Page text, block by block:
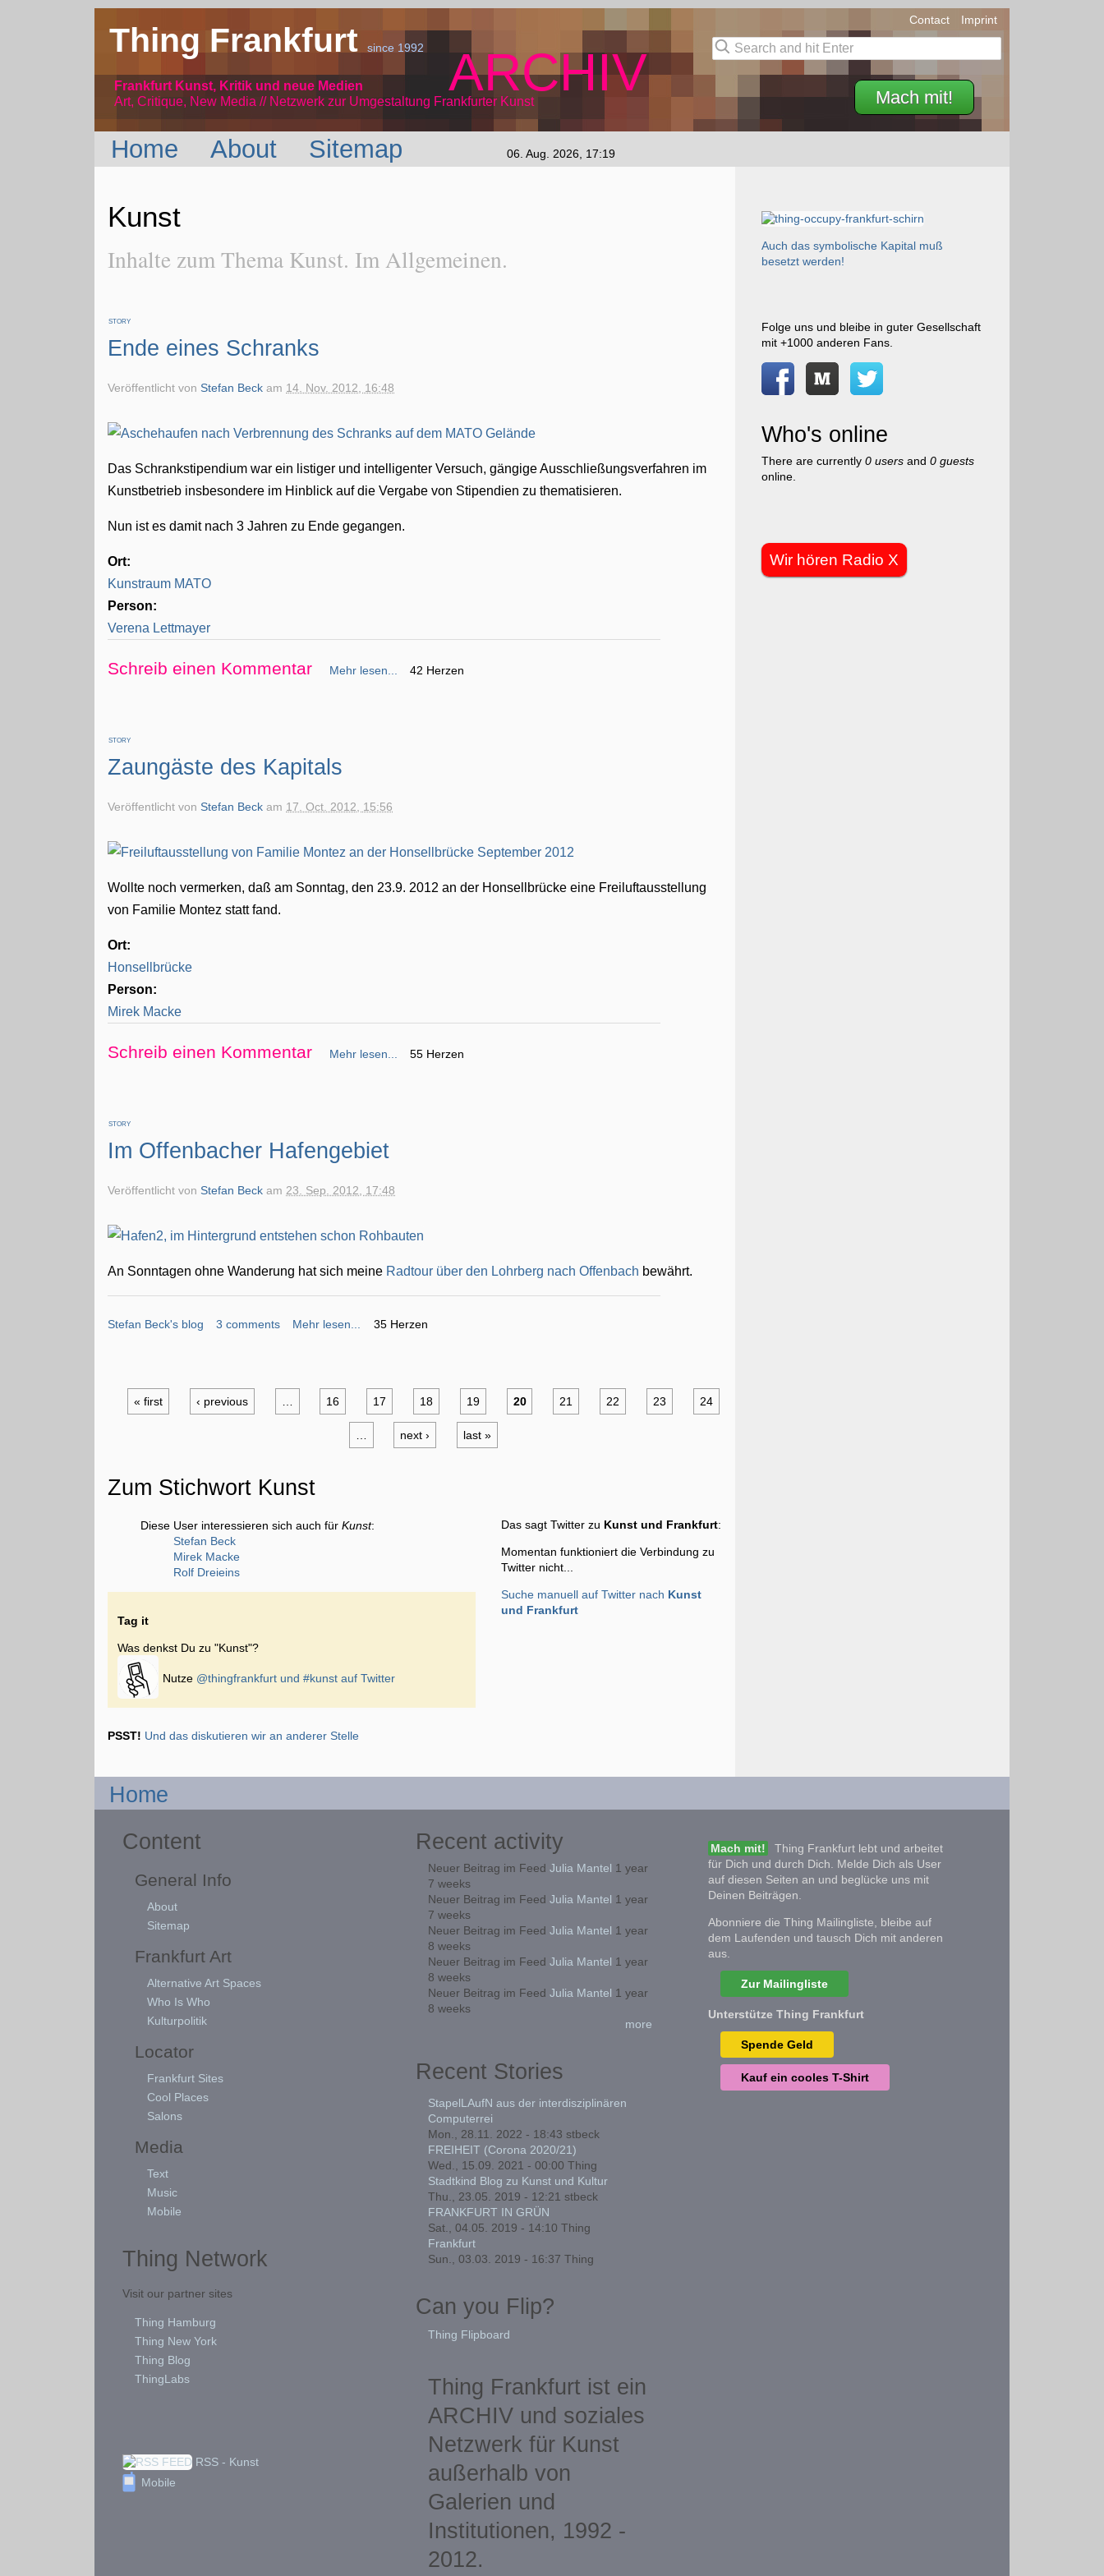
Thing Frankfurtsince 1992
Frankfurt Kunst, Kritik und neue Medien
Art, Critique, New Media // Netzwerk
ARCHIV
zur Umgestaltung Frankfurter Kunst Mach mit!
Contact Imprint
Home About Sitemap 06. Aug. 2026, 17:19
Kunst
Inhalte zum Thema Kunst. Im Allgemeinen.
STORY
Ende eines Schranks
Veröffentlicht vonStefan Beck am 14. Nov. 2012, 16:48
Das Schrankstipendium war ein listiger und intelligenter Versuch, gängige Ausschließungsverfahren im
Kunstbetrieb insbesondere im Hinblick auf die Vergabe von Stipendien zu thematisieren.
Nun ist es damit nach 3 Jahren zu Ende gegangen.
Ort:
Kunstraum MATO
Person:
Verena Lettmayer
Schreib einen Kommentar Mehr lesen... 42 Herzen
STORY
Zaungäste des Kapitals
Veröffentlicht vonStefan Beck am 17. Oct. 2012, 15:56
Wollte noch vermerken, daß am Sonntag, den 23.9. 2012 an der Honsellbrücke eine Freiluftausstellung
von Familie Montez statt fand.
Ort:
Honsellbrücke
Person:
Mirek Macke
Schreib einen Kommentar Mehr lesen... 55 Herzen
STORY
Im Offenbacher Hafengebiet
Veröffentlicht vonStefan Beck am23. Sep. 2012, 17:48
An Sonntagen ohne Wanderung hat sich meine Radtour über den Lohrberg nach Offenbach bewährt.
Stefan Beck's blog 3 comments Mehr lesen... 35 Herzen
« first ‹ previous 16 17 18 19 20 21 22 23 24
next › last »
Zum Stichwort Kunst
Diese User interessieren sich auch fürKunst:
Stefan Beck
Mirek Macke
Rolf Dreieins
Tag it
Was denkst Du zu "Kunst"?
Nutze @thingfrankfurt und#kunst auf Twitter
Das sagt Twitter zu Kunst und Frankfurt:
Momentan funktioniert die Verbindung zu
Twitter nicht...
Suche manuell auf Twitter nach Kunst
und Frankfurt
PSST! Und das diskutieren wir an anderer Stelle
Auch das symbolische Kapital muß
besetzt werden!
Folge uns und bleibe in guter Gesellschaft
mit +1000 anderen Fans.
Who's online
There are currently 0 usersand 0 guests
online.
Wir hören Radio X
Home
Content
General Info
About
Sitemap
Frankfurt Art
Alternative Art Spaces
Who Is Who
Kulturpolitik
Locator
Frankfurt Sites
Cool Places
Salons
Media
Text
Music
Mobile
Thing Network
Visit our partner sites
Thing Hamburg
Thing New York
Thing Blog
ThingLabs
RSS - Kunst
Mobile
Recent activity
Neuer Beitrag im Feed Julia Mantel 1 year
7 weeks
Neuer Beitrag im Feed Julia Mantel 1 year
7 weeks
Neuer Beitrag im Feed Julia Mantel 1 year
8 weeks
Neuer Beitrag im Feed Julia Mantel 1 year
8 weeks
Neuer Beitrag im Feed Julia Mantel 1 year
8 weeks
more
Recent Stories
StapelLAufN aus der interdisziplinären
Computerrei
Mon., 28.11. 2022 - 18:43 stbeck
FREIHEIT (Corona 2020/21)
Wed., 15.09. 2021 - 00:00 Thing
Stadtkind Blog zu Kunst und Kultur
Thu., 23.05. 2019 - 12:21 stbeck
FRANKFURT IN GRÜN
Sat., 04.05. 2019 - 14:10 Thing
Frankfurt
Sun., 03.03. 2019 - 16:37 Thing
Can you Flip?
Thing Flipboard
Thing Frankfurt ist ein
ARCHIV und soziales
Netzwerk für Kunst
außerhalb von
Galerien und
Institutionen, 1992 -
2012.
Mach mit!
Thing Frankfurt lebt und arbeitet
für Dich und durch Dich. Melde Dich als User
auf diesen Seiten an und beglücke uns mit
Deinen Beiträgen.
Abonniere die Thing Mailingliste, bleibe auf
dem Laufenden und tausch Dich mit anderen
aus.
Zur Mailingliste
Unterstütze Thing Frankfurt
Spende Geld
Kauf ein cooles T-Shirt